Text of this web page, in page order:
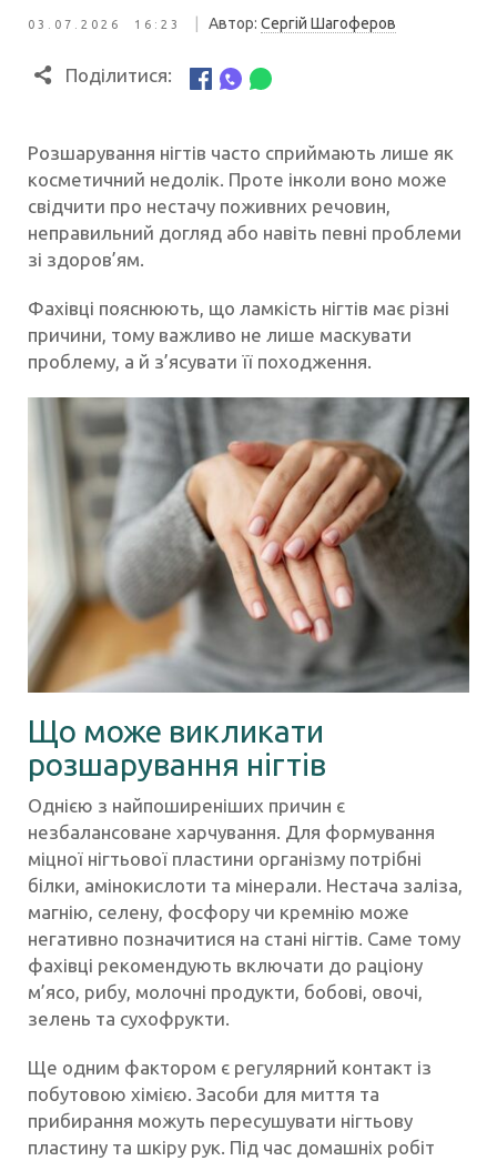
03.07.2026 16:23 Автор: Сергій Шагоферов
Поділитися:
Розшарування нігтів часто сприймають лише як
косметичний недолік. Проте інколи воно може
свідчити про нестачу поживних речовин,
неправильний догляд або навіть певні проблеми
зі здоров’ям.
Фахівці пояснюють, що ламкість нігтів має різні
причини, тому важливо не лише маскувати
проблему, а й з’ясувати її походження.
Що може викликати
розшарування нігтів
Однією з найпоширеніших причин є
незбалансоване харчування. Для формування
міцної нігтьової пластини організму потрібні
білки, амінокислоти та мінерали. Нестача заліза,
магнію, селену, фосфору чи кремнію може
негативно позначитися на стані нігтів. Саме тому
фахівці рекомендують включати до раціону
м’ясо, рибу, молочні продукти, бобові, овочі,
зелень та сухофрукти.
Ще одним фактором є регулярний контакт із
побутовою хімією. Засоби для миття та
прибирання можуть пересушувати нігтьову
пластину та шкіру рук. Під час домашніх робіт